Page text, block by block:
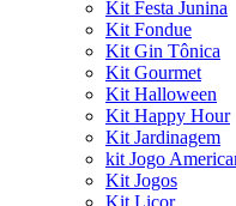
Kit Festa Junina
Kit Fondue
Kit Gin Tônica
Kit Gourmet
Kit Halloween
Kit Happy Hour
Kit Jardinagem
kit Jogo
Kit Jogos